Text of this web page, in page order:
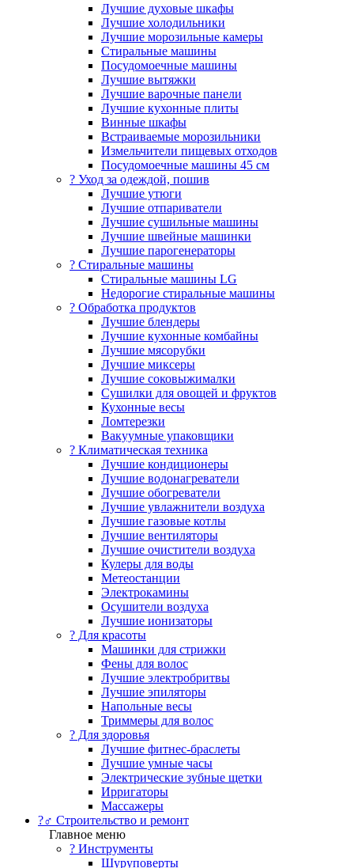
Лучшие духовые шкафы
Лучшие холодильники
Лучшие морозильные камеры
Стиральные машины
Посудомоечные машины
Лучшие вытяжки
Лучшие варочные панели
Лучшие кухонные плиты
Винные шкафы
Встраиваемые морозильники
Измельчители пищевых отходов
Посудомоечные машины 45 см
? Уход за одеждой, пошив
Лучшие утюги
Лучшие отпариватели
Лучшие сушильные машины
Лучшие швейные машинки
Лучшие парогенераторы
? Стиральные машины
Стиральные машины LG
Недорогие стиральные машины
? Обработка продуктов
Лучшие блендеры
Лучшие кухонные комбайны
Лучшие мясорубки
Лучшие миксеры
Лучшие соковыжималки
Сушилки для овощей и фруктов
Кухонные весы
Ломтерезки
Вакуумные упаковщики
?️ Климатическая техника
Лучшие кондиционеры
Лучшие водонагреватели
Лучшие обогреватели
Лучшие увлажнители воздуха
Лучшие газовые котлы
Лучшие вентиляторы
Лучшие очистители воздуха
Кулеры для воды
Метеостанции
Электрокамины
Осушители воздуха
Лучшие ионизаторы
? Для красоты
Машинки для стрижки
Фены для волос
Лучшие электробритвы
Лучшие эпиляторы
Напольные весы
Триммеры для волос
? Для здоровья
Лучшие фитнес-браслеты
Лучшие умные часы
Электрические зубные щетки
Ирригаторы
Массажеры
?‍♂️ Строительство и ремонт
Главное меню
?️ Инструменты
Шуруповерты